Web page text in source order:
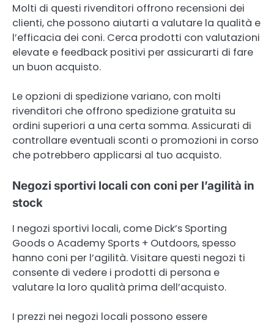
Molti di questi rivenditori offrono recensioni dei
clienti, che possono aiutarti a valutare la qualità e
l’efficacia dei coni. Cerca prodotti con valutazioni
elevate e feedback positivi per assicurarti di fare
un buon acquisto.
Le opzioni di spedizione variano, con molti
rivenditori che offrono spedizione gratuita su
ordini superiori a una certa somma. Assicurati di
controllare eventuali sconti o promozioni in corso
che potrebbero applicarsi al tuo acquisto.
Negozi sportivi locali con coni per l’agilità in
stock
I negozi sportivi locali, come Dick’s Sporting
Goods o Academy Sports + Outdoors, spesso
hanno coni per l’agilità. Visitare questi negozi ti
consente di vedere i prodotti di persona e
valutare la loro qualità prima dell’acquisto.
I prezzi nei negozi locali possono essere